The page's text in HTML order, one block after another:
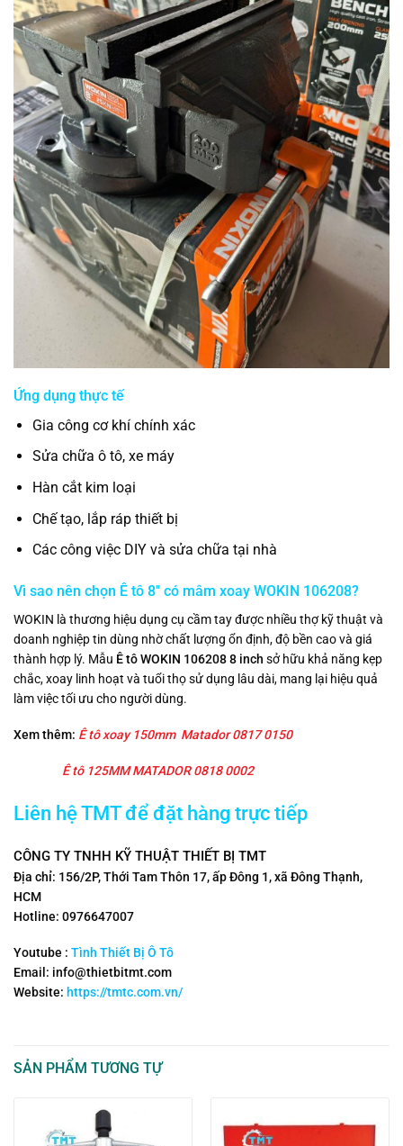
Ứng dụng thực tế
Gia công cơ khí chính xác
Sửa chữa ô tô, xe máy
Hàn cắt kim loại
Chế tạo, lắp ráp thiết bị
Các công việc DIY và sửa chữa tại nhà
Vì sao nên chọn Ê tô 8″ có mâm xoay WOKIN 106208?
WOKIN là thương hiệu dụng cụ cầm tay được nhiều thợ kỹ thuật và
doanh nghiệp tin dùng nhờ chất lượng ổn định, độ bền cao và giá
thành hợp lý. Mẫu Ê tô WOKIN 106208 8 inch sở hữu khả năng kẹp
chắc, xoay linh hoạt và tuổi thọ sử dụng lâu dài, mang lại hiệu quả
làm việc tối ưu cho người dùng.
Xem thêm: Ê tôxoay 150mm Matador 0817 0150
Ê tô 125MM MATADOR 0818 0002
Liên hệ TMT để đặt hàng trực tiếp
CÔNG TY TNHH KỸ THUẬT THIẾT BỊ TMT
Địa chỉ: 156/2P, Thới Tam Thôn 17, ấp Đông 1, xã Đông Thạnh,
HCM
Hotline: 0976647007
Youtube : Tình Thiết Bị Ô Tô
Email: info@thietbitmt.com
Website: https://tmtc.com.vn/
SẢN PHẨM TƯƠNG TỰ